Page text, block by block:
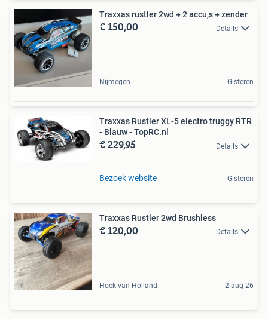
Traxxas rustler 2wd + 2 accu,s + zender
€ 150,00 Details
Nijmegen Gisteren
Traxxas Rustler XL-5 electro truggy RTR
- Blauw - TopRC.nl
€ 229,95 Details
Bezoek website Gisteren
Traxxas Rustler 2wd Brushless
€ 120,00 Details
Hoek van Holland 2 aug 26